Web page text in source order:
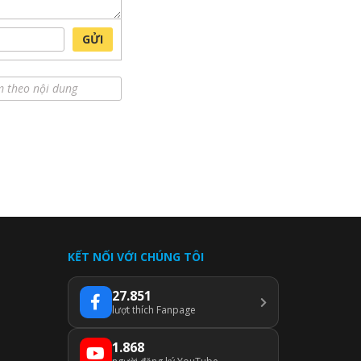
GỬI
KẾT NỐI VỚI CHÚNG TÔI
27.851
lượt thích Fanpage
1.868